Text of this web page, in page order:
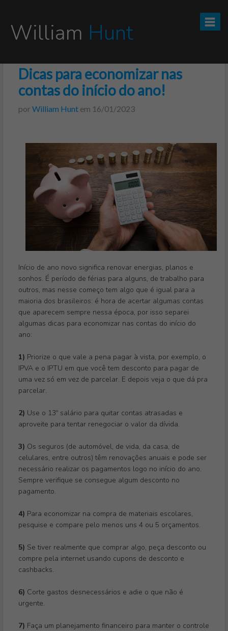
William Hunt
CURSO TESOURO DIRETO PRO
PODCAST
Dicas para economizar nas
contas do início do ano!
por William Hunt em 16/01/2023
Início de ano novo significa renovar energias, planos e
sonhos. É período de férias para alguns, de trabalho para
outros, mas nesse começo tem algo que é igual para a
maioria dos brasileiros: é hora de acertar algumas contas
que aparecem sempre nessa época, por isso separei
algumas dicas para economizar nas contas do início do
ano:
1) Priorize o que vale a pena pagar à vista, por exemplo, o
IPVA e o IPTU em que você tem desconto para pagar de
uma vez só em vez de parcelar. E depois veja o que dá pra
parcelar.
2) Use o 13º salário para quitar contas atrasadas e
aproveite para tentar renegociar o valor da dívida.
3) Os seguros (de automóvel, de vida, da casa, de
celulares, entre outros) têm renovações anuais e pode ser
necessário realizar os pagamentos logo no início do ano.
Sempre verifique se consegue algum desconto no
pagamento.
4) Para economizar na compra de materiais escolares,
pesquise e compare pelo menos uns 4 ou 5 orçamentos.
5) Se tiver realmente que comprar algo, peça desconto ou
compre pela internet usando cupons de desconto e
cashbacks.
6) Corte gastos desnecessários e adie o que não é
urgente.
7) Faça um planejamento financeiro para manter o controle